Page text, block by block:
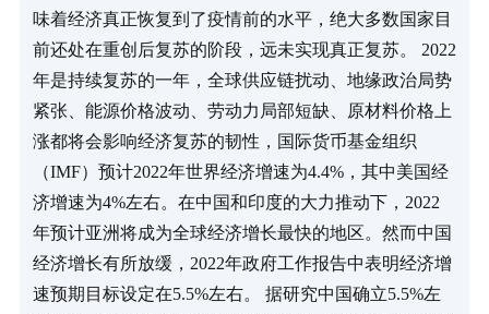
味着经济真正恢复到了疫情前的水平，绝大多数国家目
前还处在重创后复苏的阶段，远未实现真正复苏。 2022
年是持续复苏的一年，全球供应链扰动、地缘政治局势
紧张、能源价格波动、劳动力局部短缺、原材料价格上
涨都将会影响经济复苏的韧性，国际货币基金组织
（IMF）预计2022年世界经济增速为4.4%，其中美国经
济增速为4%左右。在中国和印度的大力推动下，2022
年预计亚洲将成为全球经济增长最快的地区。然而中国
经济增长有所放缓，2022年政府工作报告中表明经济增
速预期目标设定在5.5%左右。 据研究中国确立5.5%左